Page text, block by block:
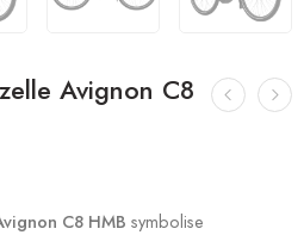
Avignon C8
C8 HMB symbolise